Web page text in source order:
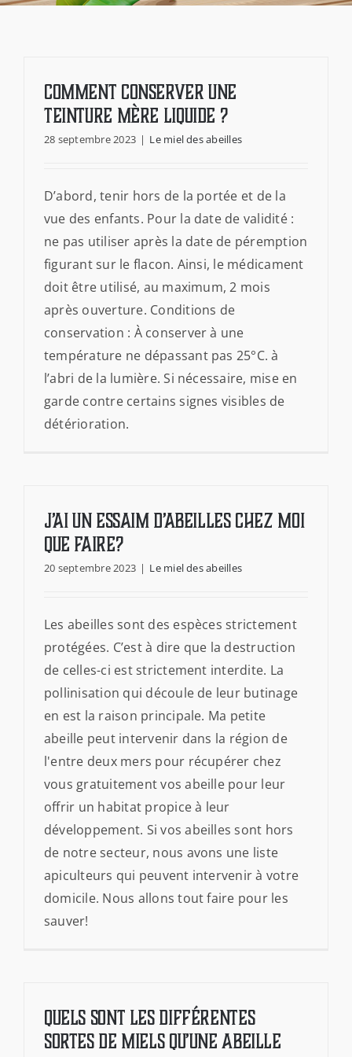
PARRAINAGE
CONTACT
NEWSLETTER
COMMENT CONSERVER UNE
TEINTURE MÈRE LIQUIDE ?
28 septembre 2023 | Le miel des abeilles
D’abord, tenir hors de la portée et de la
vue des enfants. Pour la date de validité :
ne pas utiliser après la date de péremption
figurant sur le flacon. Ainsi, le médicament
doit être utilisé, au maximum, 2 mois
après ouverture. Conditions de
conservation : À conserver à une
température ne dépassant pas 25°C. à
l’abri de la lumière. Si nécessaire, mise en
garde contre certains signes visibles de
détérioration.
J’ai un essaim d’abeilles chez moi
que faire?
20 septembre 2023 | Le miel des abeilles
Les abeilles sont des espèces strictement
protégées. C’est à dire que la destruction
de celles-ci est strictement interdite. La
pollinisation qui découle de leur butinage
en est la raison principale. Ma petite
abeille peut intervenir dans la région de
l'entre deux mers pour récupérer chez
vous gratuitement vos abeille pour leur
offrir un habitat propice à leur
développement. Si vos abeilles sont hors
de notre secteur, nous avons une liste
apiculteurs qui peuvent intervenir à votre
domicile. Nous allons tout faire pour les
sauver!
Quels sont les différentes
sortes de miels qu’une abeille